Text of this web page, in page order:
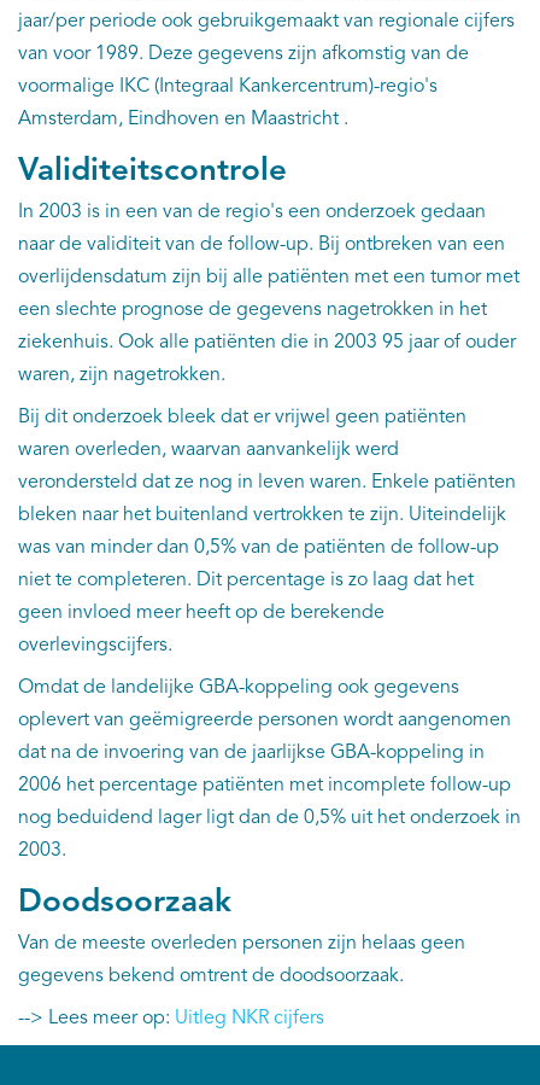
jaar/per periode ook gebruikgemaakt van regionale cijfers
van voor 1989. Deze gegevens zijn afkomstig van de
voormalige IKC (Integraal Kankercentrum)-regio's
Amsterdam, Eindhoven en Maastricht .
Validiteitscontrole
In 2003 is in een van de regio's een onderzoek gedaan
naar de validiteit van de follow-up. Bij ontbreken van een
overlijdensdatum zijn bij alle patiënten met een tumor met
een slechte prognose de gegevens nagetrokken in het
ziekenhuis. Ook alle patiënten die in 2003 95 jaar of ouder
waren, zijn nagetrokken.
Bij dit onderzoek bleek dat er vrijwel geen patiënten
waren overleden, waarvan aanvankelijk werd
verondersteld dat ze nog in leven waren. Enkele patiënten
bleken naar het buitenland vertrokken te zijn. Uiteindelijk
was van minder dan 0,5% van de patiënten de follow-up
niet te completeren. Dit percentage is zo laag dat het
geen invloed meer heeft op de berekende
overlevingscijfers.
Omdat de landelijke GBA-koppeling ook gegevens
oplevert van geëmigreerde personen wordt aangenomen
dat na de invoering van de jaarlijkse GBA-koppeling in
2006 het percentage patiënten met incomplete follow-up
nog beduidend lager ligt dan de 0,5% uit het onderzoek in
2003.
Doodsoorzaak
Van de meeste overleden personen zijn helaas geen
gegevens bekend omtrent de doodsoorzaak.
--> Lees meer op: Uitleg NKR cijfers